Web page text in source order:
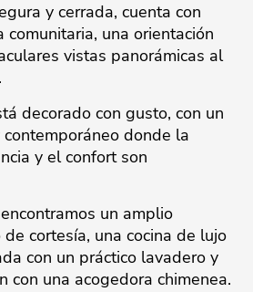
y cerrada, cuenta con
comunitaria, una orientación
vistas panorámicas al
decorado con gusto, con un
donde la
y el confort son
un amplio
cortesía, una cocina de lujo
con un práctico lavadero y
con una acogedora chimenea.